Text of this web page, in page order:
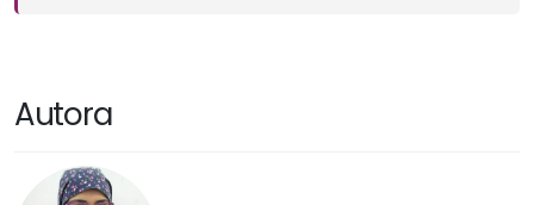
Autora